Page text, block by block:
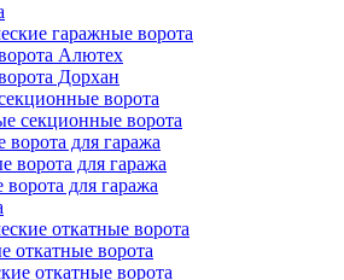
гаражные ворота
Алютех
Дорхан
ворота
секционные ворота
для гаража
ворота для гаража
для гаража
откатные ворота
откатные ворота
откатные ворота